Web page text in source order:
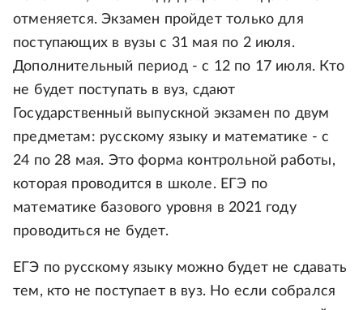
отменяется. Экзамен пройдет только для
поступающих в вузы с 31 мая по 2 июля.
Дополнительный период - с 12 по 17 июля. Кто
не будет поступать в вуз, сдают
Государственный выпускной экзамен по двум
предметам: русскому языку и математике - с
24 по 28 мая. Это форма контрольной работы,
которая проводится в школе. ЕГЭ по
математике базового уровня в 2021 году
проводиться не будет.
ЕГЭ по русскому языку можно будет не сдавать
тем, кто не поступает в вуз. Но если собрался